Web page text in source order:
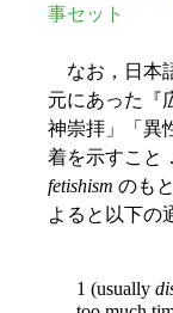
事セット
なお，日本
元にあった『
神崇拝」「異
着を示すこと
fetishism のも
よると以下の
1 (usually